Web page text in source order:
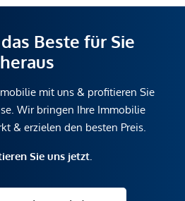
Beste für Sie
heraus
mit uns & profitieren Sie
Wir bringen Ihre Immobilie
& erzielen den besten Preis.
Sie uns jetzt.